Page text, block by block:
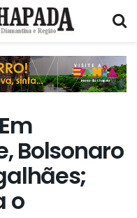
Bolsonaro
o